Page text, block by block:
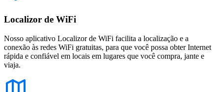
Localizor de WiFi
Nosso aplicativo Localizor de WiFi facilita a localização e a
conexão às redes WiFi gratuitas, para que você possa obter Internet
rápida e confiável em locais em lugares que você compra, jante e
viaja.